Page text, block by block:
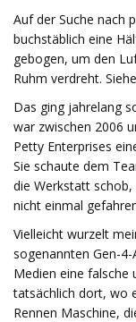
Auf der Suche nach
buchstäblich eine
gebogen, um den
Ruhm verdreht.
Das ging jahrelang
war zwischen 2006
Petty Enterprises
Sie schaute dem
die Werkstatt schob,
nicht einmal
Vielleicht wurzelt
sogenannten Gen-
Medien eine falsche
tatsächlich dort, wo
Rennen Maschine,